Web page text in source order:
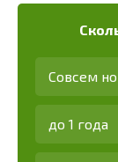
Совсем
до 1 года